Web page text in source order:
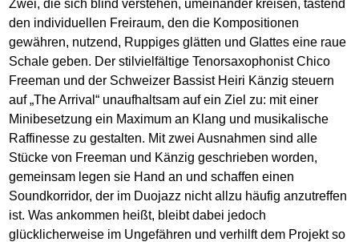
Zwei, die sich blind verstehen, umeinander kreisen, tastend
den individuellen Freiraum, den die Kompositionen
gewähren, nutzend, Ruppiges glätten und Glattes eine raue
Schale geben. Der stilvielfältige Tenorsaxophonist Chico
Freeman und der Schweizer Bassist Heiri Känzig steuern
auf „The Arrival“ unaufhaltsam auf ein Ziel zu: mit einer
Minibesetzung ein Maximum an Klang und musikalische
Raffinesse zu gestalten. Mit zwei Ausnahmen sind alle
Stücke von Freeman und Känzig geschrieben worden,
gemeinsam legen sie Hand an und schaffen einen
Soundkorridor, der im Duojazz nicht allzu häufig anzutreffen
ist. Was ankommen heißt, bleibt dabei jedoch
glücklicherweise im Ungefähren und verhilft dem Projekt so